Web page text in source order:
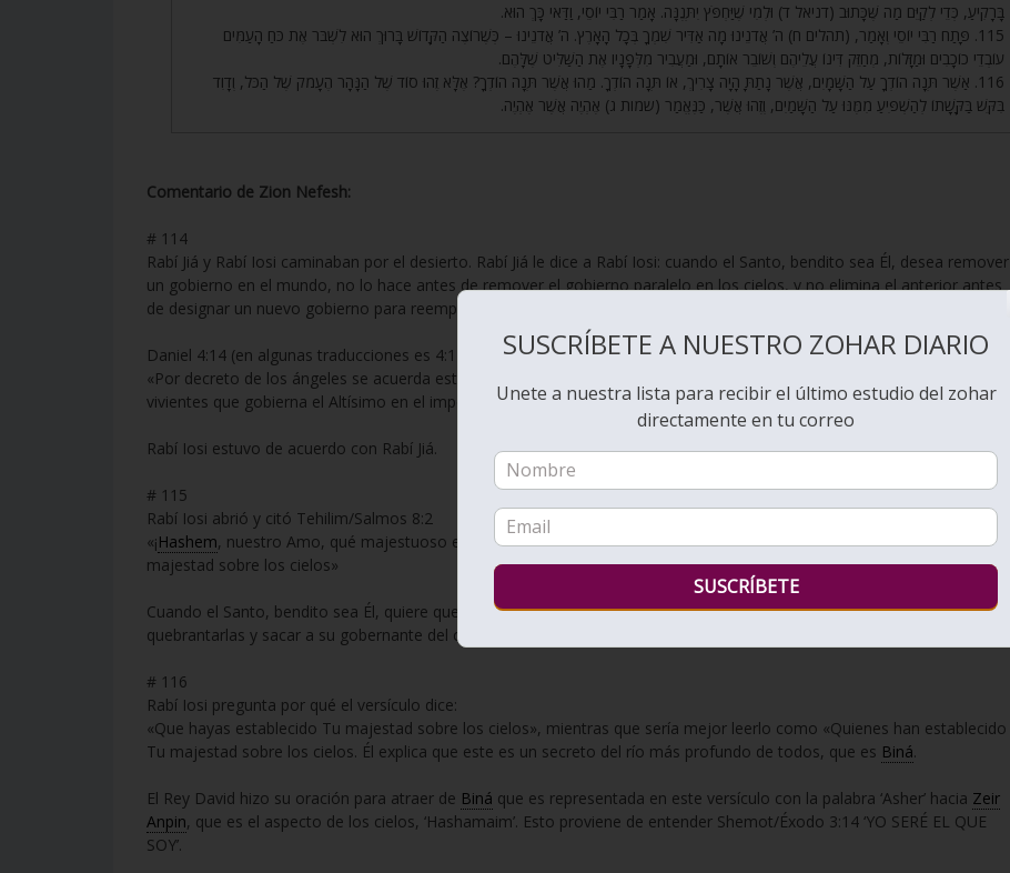
בָּרָקִיעַ, כְּדֵי לְקַיֵּם מַה שֶּׁכָּתוּב (דניאל ד) וּלְמִי שֶׁיַּחְפֹּץ יִתְּנֶנָּה. אָמַר רַבִּי יוֹסֵי, וַדַּאי כָּךְ הוּא.
115. פָּתַח רַבִּי יוֹסֵי וְאָמַר, (תהלים ח) ה’ אֲדֹנֵינוּ מָה אַדִּיר שִׁמְךָ בְּכָל הָאָרֶץ. ה’ אֲדֹנֵינוּ – כְּשֶׁרוֹצֶה הַקָּדוֹשׁ בָּרוּךְ הוּא לִשְׁבֹּר אֶת כֹּחַ הָעַמִּים
עוֹבְדֵי כוֹכָבִים וּמַזָּלוֹת, מְחַזֵּק דִּינוֹ עֲלֵיהֶם וְשׁוֹבֵר אוֹתָם, וּמַעֲבִיר מִלְּפָנָיו אֶת הַשַּׁלִּיט שֶׁלָּהֶם.
116. אַשֶׁר תְּנָה הוֹדְךָ עַל הַשָּׁמָיִם, אֲשֶׁר נָתַתָּ הָיָה צָרִיךְ, אוֹ תְּנָה הוֹדְךָ. מַהוּ אֲשֶׁר תְּנָה הוֹדְךָ? אֶלָּא זֶהוּ סוֹד שֶׁל הַנָּהָר הֶעָמֹק שֶׁל הַכֹּל, וְדָוִד
בִּקֵּשׁ בַּקָּשָׁתוֹ לְהַשְׁפִּיעַ מִמֶּנּוּ עַל הַשָּׁמַיִם, וְזֶהוּ אֲשֶׁר, כַּנֶּאֱמַר (שמות ג) אֶהְיֶה אֲשֶׁר אֶהְיֶה.
Comentario de Zion Nefesh:
# 114
Rabí Jiá y Rabí Iosi caminaban por el desierto. Rabí Jiá le dice a Rabí Iosi: cuando el Santo, bendito sea Él, desea remover
un gobierno en el mundo, no lo hace antes de remover el gobierno paralelo en los cielos, y no elimina el anterior antes
de designar un nuevo gobierno para reemplazarlo. Como está escrito, «Y lo da a quien quiere».
Daniel 4:14 (en algunas traducciones es 4:17)
«Por decreto de los ángeles se acuerda esto y por dicho de los (seres) santos es la demanda, a fin de que conozcan los
vivientes que gobierna el Altísimo en el imperio humano; y lo da a quien Él quiere y ensalza al más bajo de los hombres»
Rabí Iosi estuvo de acuerdo con Rabí Jiá.
# 115
Rabí Iosi abrió y citó Tehilim/Salmos 8:2
«¡Hashem, nuestro Amo, qué majestuoso es Tu Nombre en toda la tierra! Por eso es bueno que hayas establecido Tu
majestad sobre los cielos»
Cuando el Santo, bendito sea Él, quiere quebrar el poder de las otras naciones, aumenta su Juicio sobre ellas para
quebrantarlas y sacar a su gobernante del control.
# 116
Rabí Iosi pregunta por qué el versículo dice:
«Que hayas establecido Tu majestad sobre los cielos», mientras que sería mejor leerlo como «Quienes han establecido
Tu majestad sobre los cielos. Él explica que este es un secreto del río más profundo de todos, que es Biná.
El Rey David hizo su oración para atraer de Biná que es representada en este versículo con la palabra ‘Asher’ hacia Zeir
Anpin, que es el aspecto de los cielos, ‘Hashamaim’. Esto proviene de entender Shemot/Éxodo 3:14 ‘YO SERÉ EL QUE
SOY’.
SUSCRÍBETE A NUESTRO ZOHAR DIARIO
Unete a nuestra lista para recibir el último estudio del zohar
directamente en tu correo